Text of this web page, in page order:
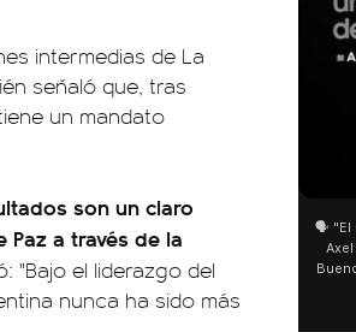
intermedias de La
señaló que, tras
un mandato
son un claro
a través de la
"Bajo el liderazgo del
nunca ha sido más
🗣️ "El
Axel
Buenos
como "una